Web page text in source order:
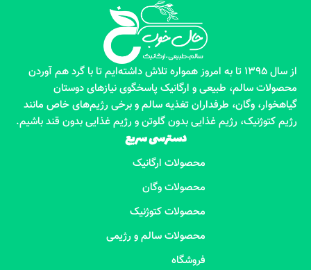
از سال 1395 تا به امروز همواره تلاش داشته‌ایم تا با گرد هم آوردن
محصولات سالم، طبیعی و ارگانیک پاسخگوی نیازهای دوستان
گیاهخوار، وگان، طرفداران تغذیه سالم و برخی رژیم‌های خاص مانند
رژیم کتوژنیک، رژیم غذایی بدون گلوتن و رژیم غذایی بدون قند باشیم.
دسترسی سریع
محصولات ارگانیک
محصولات وگان
محصولات کتوژنیک
محصولات سالم و رژیمی
فروشگاه